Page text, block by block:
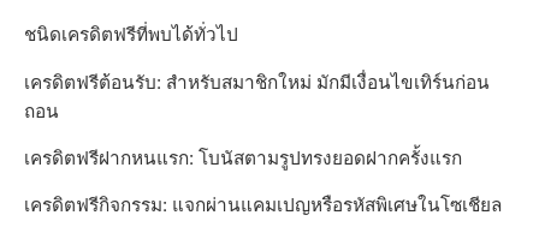
ชนิดเครดิตฟรีที่พบได้ทั่วไป
เครดิตฟรีต้อนรับ: สำหรับสมาชิกใหม่ มักมีเงื่อนไขเทิร์นก่อน
ถอน
เครดิตฟรีฝากหนแรก: โบนัสตามรูปทรงยอดฝากครั้งแรก
เครดิตฟรีกิจกรรม: แจกผ่านแคมเปญหรือรหัสพิเศษในโซเชียล